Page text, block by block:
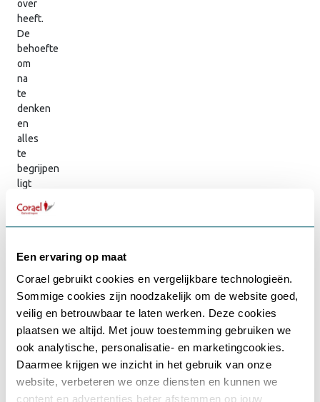
Een ervaring op maat
Corael gebruikt cookies en vergelijkbare technologieën.
Sommige cookies zijn noodzakelijk om de website goed,
veilig en betrouwbaar te laten werken. Deze cookies
plaatsen we altijd. Met jouw toestemming gebruiken we
ook analytische, personalisatie- en marketingcookies.
Daarmee krijgen we inzicht in het gebruik van onze
website, verbeteren we onze diensten en kunnen we
content en advertenties beter afstemmen op jouw
over
heeft.
De
behoefte
om
na
te
denken
en
alles
te
begrijpen
ligt
daaraan
ten
grondslag.
vinden
mensen
afstandelijk
of
arrogant.
Anderen
hebben
hier
meer
Gebruikersnaam of e-mailadres *
Wachtwoord*